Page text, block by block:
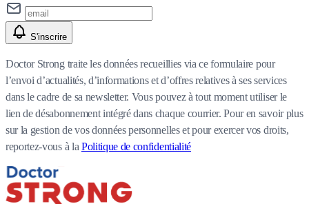
S'inscrire
Doctor Strong traite les données recueillies via ce formulaire pour
l’envoi d’actualités, d’informations et d’offres relatives à ses services
dans le cadre de sa newsletter. Vous pouvez à tout moment utiliser le
lien de désabonnement intégré dans chaque courrier. Pour en savoir plus
sur la gestion de vos données personnelles et pour exercer vos droits,
reportez-vous à la Politique de confidentialité